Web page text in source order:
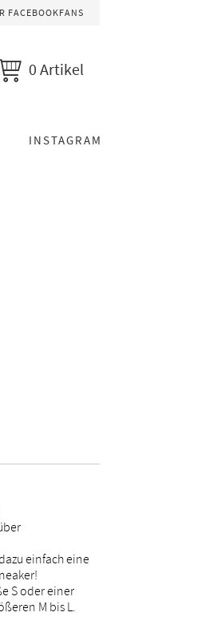
FACEBOOKFANS
0 Artikel
INSTAGRAM
einfach eine
S oder einer
M bis L.